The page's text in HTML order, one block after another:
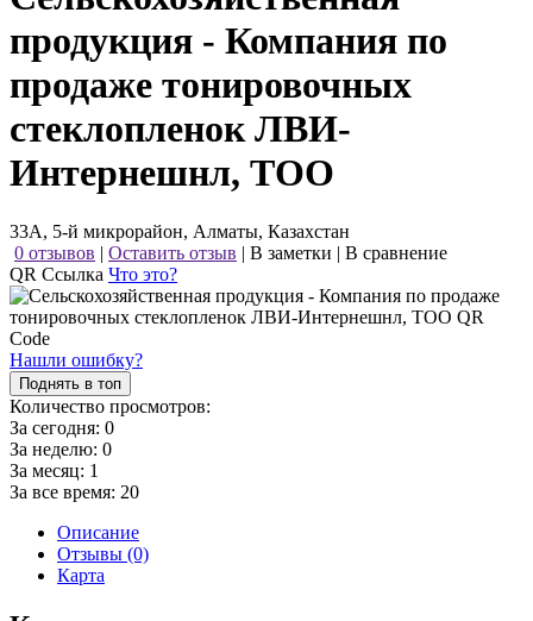
продукция - Компания по
продаже тонировочных
стеклопленок ЛВИ-
Интернешнл, ТОО
33А, 5-й микрорайон, Алматы, Казахстан
0 отзывов | Оставить отзыв | В заметки | В сравнение
QR Ссылка Что это?
Нашли ошибку?
Поднять в топ
Количество просмотров:
За сегодня: 0
За неделю: 0
За месяц: 1
За все время: 20
Описание
Отзывы (0)
Карта